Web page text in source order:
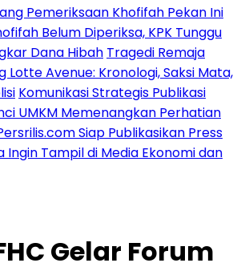
Pemeriksaan Khofifah Pekan Ini
Belum Diperiksa, KPK Tunggu
Dana Hibah Tragedi Remaja
Lotte Avenue: Kronologi, Saksi Mata,
Komunikasi Strategis Publikasi
UMKM Memenangkan Perhatian
Siap Publikasikan Press
Ingin Tampil di Media Ekonomi dan
Gelar Forum